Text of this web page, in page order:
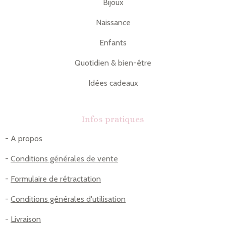
Bijoux
Naissance
Enfants
Quotidien & bien-être
Idées cadeaux
Infos pratiques
- A propos
- Conditions générales de vente
- Formulaire de rétractation
- Conditions générales d'utilisation
- Livraison